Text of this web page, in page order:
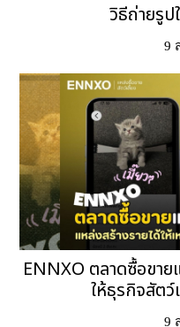
วิธีถ่ายรู
9
ENNXO ตลาดซื้อขาย
ให้ธุรกิจสัตว์
9